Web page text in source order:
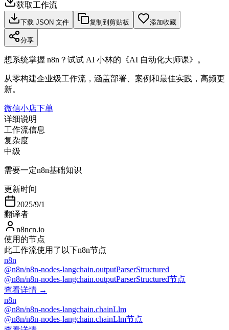
获取工作流
下载 JSON 文件 复制到剪贴板 添加收藏
分享
想系统掌握 n8n？试试 AI 小林的《AI 自动化大师课》。
从零构建企业级工作流，涵盖部署、案例和最佳实践，高频更
新。
微信小店下单
详细说明
工作流信息
复杂度
中级
需要一定n8n基础知识
更新时间
2025/9/1
翻译者
n8ncn.io
使用的节点
此工作流使用了以下n8n节点
n8n
@n8n/n8n-nodes-langchain.outputParserStructured
@n8n/n8n-nodes-langchain.outputParserStructured节点
查看详情 →
n8n
@n8n/n8n-nodes-langchain.chainLlm
@n8n/n8n-nodes-langchain.chainLlm节点